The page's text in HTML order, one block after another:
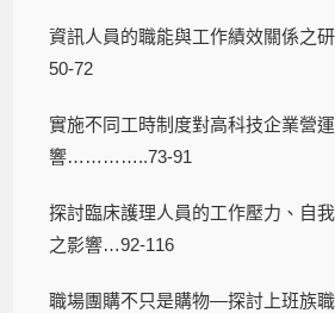
資訊人員的職能與工作績效關
50-72
實施不同工時制度對高科技企業營
響…………..73-91
探討臨床護理人員的工作壓力、自
之影響…92-116
職場團購不只是購物―探討上班族